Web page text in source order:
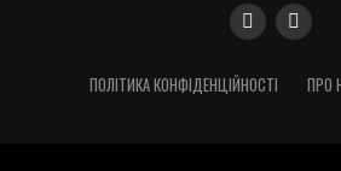
ПОЛІТИКА КОНФІДЕНЦІЙНОСТІ ПРО